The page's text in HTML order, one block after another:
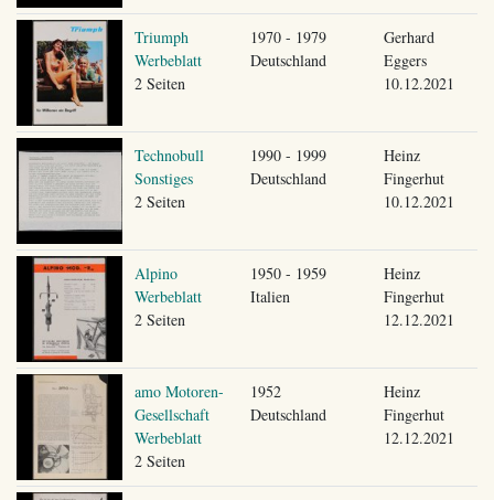
Triumph
Werbeblatt
2 Seiten
1970 - 1979
Deutschland
Gerhard
Eggers
10.12.2021
Technobull
Sonstiges
2 Seiten
1990 - 1999
Deutschland
Heinz
Fingerhut
10.12.2021
Alpino
Werbeblatt
2 Seiten
1950 - 1959
Italien
Heinz
Fingerhut
12.12.2021
amo Motoren-
Gesellschaft
Werbeblatt
2 Seiten
1952
Deutschland
Heinz
Fingerhut
12.12.2021